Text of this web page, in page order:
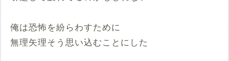
俺は恐怖を紛らわすために
無理矢理そう思い込むことにした